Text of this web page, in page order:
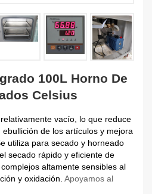
100L Horno De
Celsius
vacío, lo que reduce
de los artículos y mejora
utiliza para secado y horneado
secado rápido y eficiente de
altamente sensibles al
y oxidación. Apoyamos al